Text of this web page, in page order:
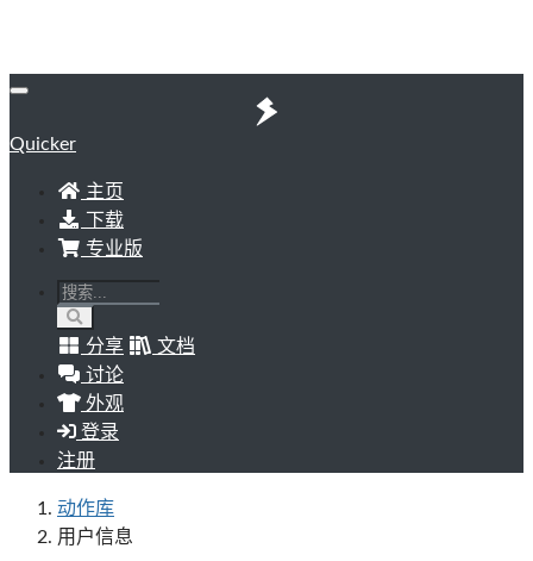
Quicker
主页
下载
专业版
分享
文档
讨论
外观
登录
注册
动作库
用户信息